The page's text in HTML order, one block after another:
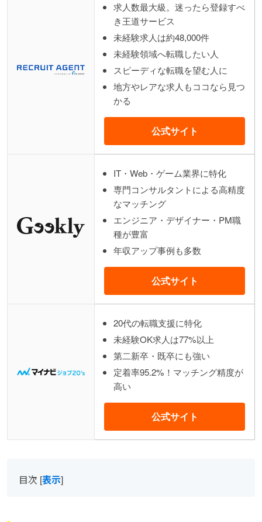
求人数最大級。迷ったら登録すべ
き王道サービス
未経験求人は約48,000件
未経験領域へ転職したい人
スピーディな転職を望む人に
地方やレアな求人もココなら見つ
かる
公式サイト
IT・Web・ゲーム業界に特化
専門コンサルタントによる高精度
なマッチング
エンジニア・デザイナー・PM職
種が豊富
年収アップ事例も多数
公式サイト
20代の転職支援に特化
未経験OK求人は77%以上
第二新卒・既卒にも強い
定着率95.2%！マッチング精度が
高い
公式サイト
目次 [表示]